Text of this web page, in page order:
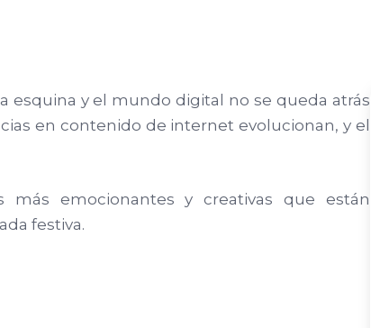
esquina y el mundo digital no se queda atrás
en contenido de internet evolucionan, y el
emocionantes y creativas que están
festiva.